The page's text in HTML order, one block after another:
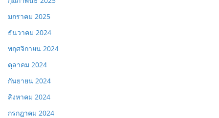
มกราคม 2025
ธันวาคม 2024
พฤศจิกายน 2024
ตุลาคม 2024
กันยายน 2024
สิงหาคม 2024
กรกฎาคม 2024